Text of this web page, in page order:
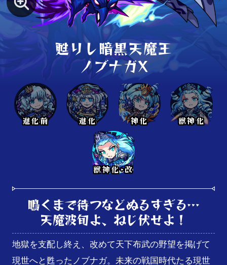
甦りし暗黒天魔王
ノブナガX
進化前 進化 神化 獣神化
獣神化･改
鳴くまで待つなどぬるすぎる…
天魔波旬よ、ねじ伏せよ！
地獄を支配し終え、改めて天下布武の野望を掲げて
現世へと甦ったノブナガ。未来の戦国時代たる現世